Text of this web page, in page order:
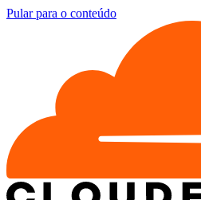
Pular para o conteúdo